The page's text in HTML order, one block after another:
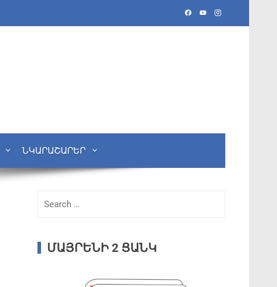
ՆԿԱՐԱՇԱՐԵՐ
ՄԱՅՐԵՆԻ 2 ՑԱՆԿ